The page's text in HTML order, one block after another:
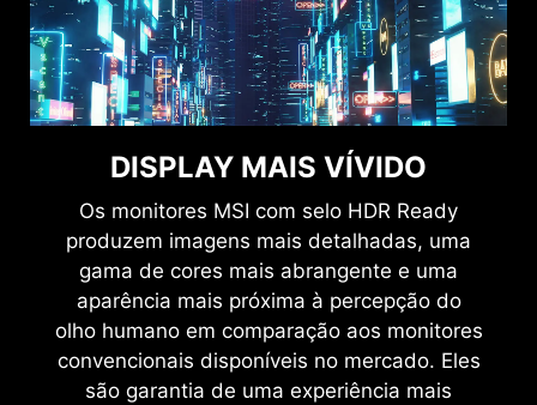
DISPLAY MAIS VÍVIDO
Os monitores MSI com selo HDR Ready
produzem imagens mais detalhadas, uma
gama de cores mais abrangente e uma
aparência mais próxima à percepção do
olho humano em comparação aos monitores
convencionais disponíveis no mercado. Eles
são garantia de uma experiência mais